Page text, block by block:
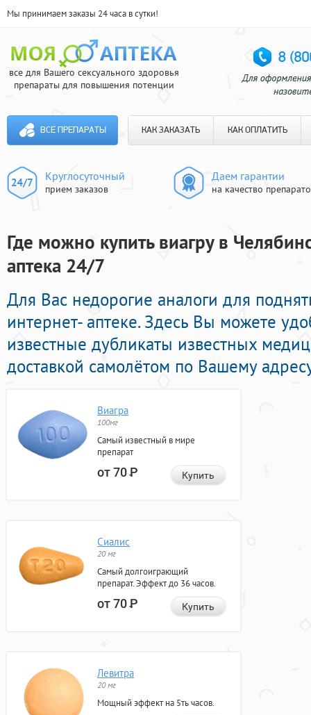
Мы принимаем заказы 24 часа в сутки!
все для Вашего сексуального здоровья
препараты для повышения потенции
ВСЕ ПРЕПАРАТЫ КАК ЗАКАЗАТЬ КАК ОПЛАТИТЬ
Круглосуточный
прием заказов
Даем гарантии
на качество
Где можно купить виагру в
аптека 24/7
Для Вас недорогие аналоги для
интернет- аптеке. Здесь Вы можете
известные дубликаты известных
доставкой самолётом по Вашему
Виагра
100мг
Самый известный в мире
препарат
от 70Р Купить
Сиалис
20 мг
Самый долгоиграющий
препарат. Эффект до 36 часов.
от 70Р Купить
Левитра
20 мг
Мощный эффект на 5ть часов.